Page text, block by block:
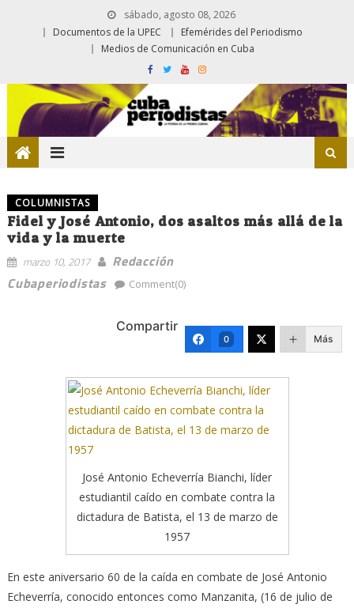
sábado, agosto 08, 2026
Documentos de la UPEC
Efemérides del Periodismo
Medios de Comunicación en Cuba
COLUMNISTAS
Fidel y José Antonio, dos asaltos más allá de la
vida y la muerte
marzo 10, 2017
Redacción
Cubaperiodistas
Comment(0)
Compartir
0 Más
José Antonio Echeverría Bianchi, líder
estudiantil caído en combate contra la
dictadura de Batista, el 13 de marzo de
1957
En este aniversario 60 de la caída en combate de José Antonio
Echeverría, conocido entonces como Manzanita, (16 de julio de